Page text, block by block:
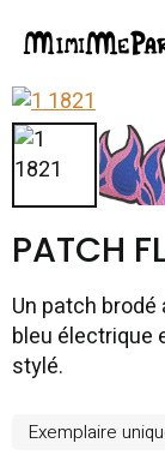
PATCH
Un patch
bleu électrique
stylé.
Exemplaire